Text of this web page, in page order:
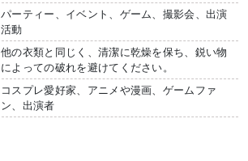
パーティー、イベント、ゲーム、撮影会、出演
活動
他の衣類と同じく、清潔に乾燥を保ち、鋭い物
によっての破れを避けてください。
コスプレ愛好家、アニメや漫画、ゲームファ
ン、出演者